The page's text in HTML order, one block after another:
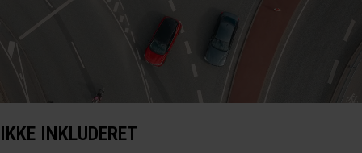
IKKE INKLUDERET